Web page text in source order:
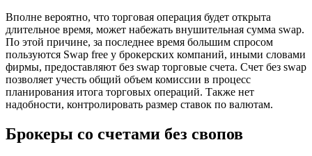
Вполне вероятно, что торговая операция будет открыта
длительное время, может набежать внушительная сумма swap.
По этой причине, за последнее время большим спросом
пользуются Swap free у брокерских компаний, иными словами
фирмы, предоставляют без swap торговые счета. Счет без swap
позволяет учесть общий объем комиссии в процесс
планирования итога торговых операций. Также нет
надобности, контролировать размер ставок по валютам.
Брокеры со счетами без свопов